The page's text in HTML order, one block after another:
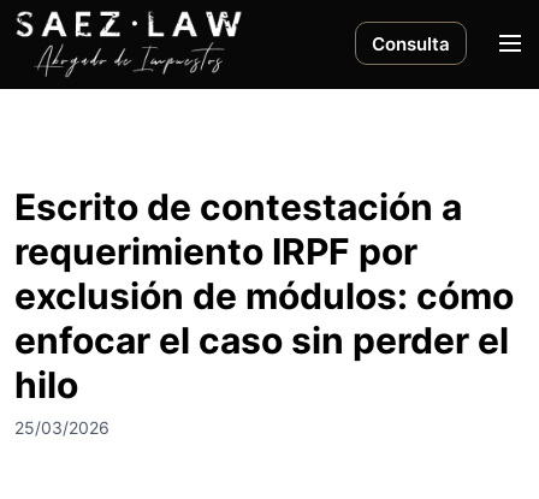
Consulta
M
Escrito de contestación a
requerimiento IRPF por
exclusión de módulos: cómo
enfocar el caso sin perder el
hilo
25/03/2026